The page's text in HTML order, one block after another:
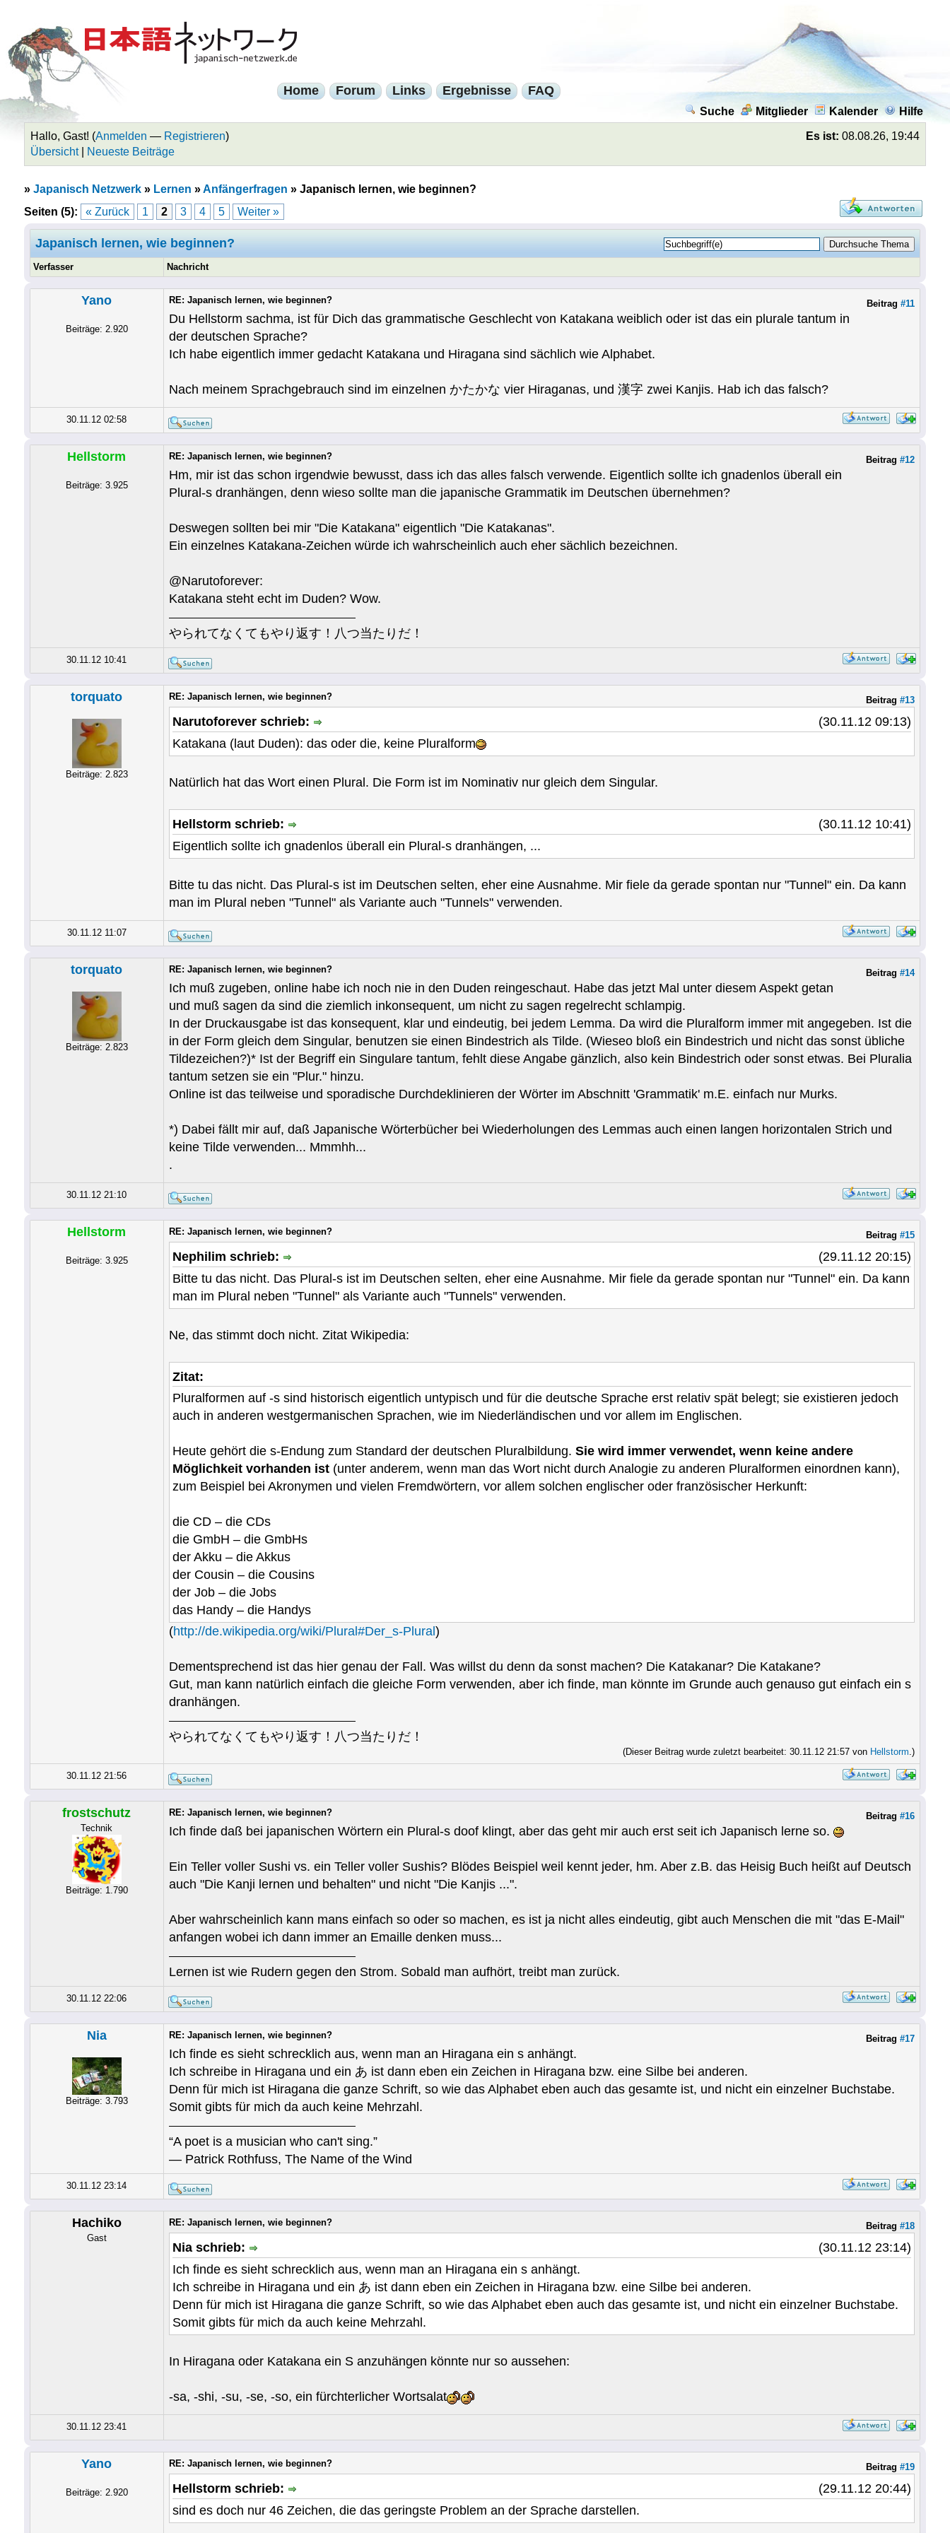
Home Forum Links Ergebnisse FAQ
Suche Mitglieder Kalender Hilfe
Es ist: 08.08.26, 19:44
Hallo, Gast! (Anmelden — Registrieren)
Übersicht| Neueste Beiträge
» Japanisch Netzwerk» Lernen »Anfängerfragen » Japanisch lernen, wie beginnen?
Seiten (5):
« Zurück 1 2 3 4 5 Weiter »
Japanisch lernen, wie beginnen?
Verfasser Nachricht
Yano
Beiträge: 2.920
Beitrag #11
RE: Japanisch lernen, wie beginnen?
Du Hellstorm sachma, ist für Dich das grammatische Geschlecht von Katakana weiblich oder ist das ein plurale tantum in
der deutschen Sprache?
Ich habe eigentlich immer gedacht Katakana und Hiragana sind sächlich wie Alphabet.
Nach meinem Sprachgebrauch sind im einzelnen かたかな vier Hiraganas, und 漢字 zwei Kanjis. Hab ich das falsch?
30.11.12 02:58
Hellstorm
Beiträge: 3.925
Beitrag #12
RE: Japanisch lernen, wie beginnen?
Hm, mir ist das schon irgendwie bewusst, dass ich das alles falsch verwende. Eigentlich sollte ich gnadenlos überall ein
Plural-s dranhängen, denn wieso sollte man die japanische Grammatik im Deutschen übernehmen?
Deswegen sollten bei mir "Die Katakana" eigentlich "Die Katakanas".
Ein einzelnes Katakana-Zeichen würde ich wahrscheinlich auch eher sächlich bezeichnen.
@Narutoforever:
Katakana steht echt im Duden? Wow.
やられてなくてもやり返す！八つ当たりだ！
30.11.12 10:41
torquato
Beiträge: 2.823
Beitrag #13
RE: Japanisch lernen, wie beginnen?
(30.11.12 09:13)
Narutoforever schrieb:
Katakana (laut Duden): das oder die, keine Pluralform
Natürlich hat das Wort einen Plural. Die Form ist im Nominativ nur gleich dem Singular.
(30.11.12 10:41)
Hellstorm schrieb:
Eigentlich sollte ich gnadenlos überall ein Plural-s dranhängen, ...
Bitte tu das nicht. Das Plural-s ist im Deutschen selten, eher eine Ausnahme. Mir fiele da gerade spontan nur "Tunnel" ein. Da kann
man im Plural neben "Tunnel" als Variante auch "Tunnels" verwenden.
30.11.12 11:07
torquato
Beiträge: 2.823
Beitrag #14
RE: Japanisch lernen, wie beginnen?
Ich muß zugeben, online habe ich noch nie in den Duden reingeschaut. Habe das jetzt Mal unter diesem Aspekt getan
und muß sagen da sind die ziemlich inkonsequent, um nicht zu sagen regelrecht schlampig.
In der Druckausgabe ist das konsequent, klar und eindeutig, bei jedem Lemma. Da wird die Pluralform immer mit angegeben. Ist die
in der Form gleich dem Singular, benutzen sie einen Bindestrich als Tilde. (Wieseo bloß ein Bindestrich und nicht das sonst übliche
Tildezeichen?)* Ist der Begriff ein Singulare tantum, fehlt diese Angabe gänzlich, also kein Bindestrich oder sonst etwas. Bei Pluralia
tantum setzen sie ein "Plur." hinzu.
Online ist das teilweise und sporadische Durchdeklinieren der Wörter im Abschnitt 'Grammatik' m.E. einfach nur Murks.
*) Dabei fällt mir auf, daß Japanische Wörterbücher bei Wiederholungen des Lemmas auch einen langen horizontalen Strich und
keine Tilde verwenden... Mmmhh...
.
30.11.12 21:10
Hellstorm
Beiträge: 3.925
Beitrag #15
RE: Japanisch lernen, wie beginnen?
(29.11.12 20:15)
Nephilim schrieb:
Bitte tu das nicht. Das Plural-s ist im Deutschen selten, eher eine Ausnahme. Mir fiele da gerade spontan nur "Tunnel" ein. Da kann
man im Plural neben "Tunnel" als Variante auch "Tunnels" verwenden.
Ne, das stimmt doch nicht. Zitat Wikipedia:
Zitat:
Pluralformen auf -s sind historisch eigentlich untypisch und für die deutsche Sprache erst relativ spät belegt; sie existieren jedoch
auch in anderen westgermanischen Sprachen, wie im Niederländischen und vor allem im Englischen.
Heute gehört die s-Endung zum Standard der deutschen Pluralbildung. Sie wird immer verwendet, wenn keine andere
Möglichkeit vorhanden ist (unter anderem, wenn man das Wort nicht durch Analogie zu anderen Pluralformen einordnen kann),
zum Beispiel bei Akronymen und vielen Fremdwörtern, vor allem solchen englischer oder französischer Herkunft:
die CD – die CDs
die GmbH – die GmbHs
der Akku – die Akkus
der Cousin – die Cousins
der Job – die Jobs
das Handy – die Handys
(http://de.wikipedia.org/wiki/Plural#Der_s-Plural)
Dementsprechend ist das hier genau der Fall. Was willst du denn da sonst machen? Die Katakanar? Die Katakane?
Gut, man kann natürlich einfach die gleiche Form verwenden, aber ich finde, man könnte im Grunde auch genauso gut einfach ein s
dranhängen.
やられてなくてもやり返す！八つ当たりだ！
(Dieser Beitrag wurde zuletzt bearbeitet: 30.11.12 21:57 von Hellstorm .)
30.11.12 21:56
frostschutz
Technik
Beiträge: 1.790
Beitrag #16
RE: Japanisch lernen, wie beginnen?
Ich finde daß bei japanischen Wörtern ein Plural-s doof klingt, aber das geht mir auch erst seit ich Japanisch lerne so.
Ein Teller voller Sushi vs. ein Teller voller Sushis? Blödes Beispiel weil kennt jeder, hm. Aber z.B. das Heisig Buch heißt auf Deutsch
auch "Die Kanji lernen und behalten" und nicht "Die Kanjis ...".
Aber wahrscheinlich kann mans einfach so oder so machen, es ist ja nicht alles eindeutig, gibt auch Menschen die mit "das E-Mail"
anfangen wobei ich dann immer an Emaille denken muss...
Lernen ist wie Rudern gegen den Strom. Sobald man aufhört, treibt man zurück.
30.11.12 22:06
Nia
Beiträge: 3.793
Beitrag #17
RE: Japanisch lernen, wie beginnen?
Ich finde es sieht schrecklich aus, wenn man an Hiragana ein s anhängt.
Ich schreibe in Hiragana und ein あ ist dann eben ein Zeichen in Hiragana bzw. eine Silbe bei anderen.
Denn für mich ist Hiragana die ganze Schrift, so wie das Alphabet eben auch das gesamte ist, und nicht ein einzelner Buchstabe.
Somit gibts für mich da auch keine Mehrzahl.
“A poet is a musician who can't sing.”
― Patrick Rothfuss, The Name of the Wind
30.11.12 23:14
Hachiko
Gast
Beitrag #18
RE: Japanisch lernen, wie beginnen?
(30.11.12 23:14)
Nia schrieb:
Ich finde es sieht schrecklich aus, wenn man an Hiragana ein s anhängt.
Ich schreibe in Hiragana und ein あ ist dann eben ein Zeichen in Hiragana bzw. eine Silbe bei anderen.
Denn für mich ist Hiragana die ganze Schrift, so wie das Alphabet eben auch das gesamte ist, und nicht ein einzelner Buchstabe.
Somit gibts für mich da auch keine Mehrzahl.
In Hiragana oder Katakana ein S anzuhängen könnte nur so aussehen:
-sa, -shi, -su, -se, -so, ein fürchterlicher Wortsalat
30.11.12 23:41
Yano
Beiträge: 2.920
Beitrag #19
RE: Japanisch lernen, wie beginnen?
(29.11.12 20:44)
Hellstorm schrieb:
sind es doch nur 46 Zeichen, die das geringste Problem an der Sprache darstellen.